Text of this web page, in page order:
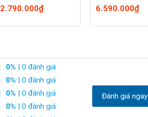
2.790.000₫ 6.590.000₫
0% | 0 đánh giá
0% | 0 đánh giá
0% | 0 đánh giá
0% | 0 đánh giá
Đánh giá ngay